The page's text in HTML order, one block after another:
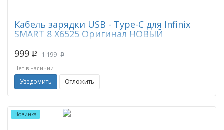
Кабель зарядки USB - Type-C для Infinix
SMART 8 X6525 Оригинал НОВЫЙ
999 p 1 199 p
Нет в наличии
Уведомить Отложить
Новинка